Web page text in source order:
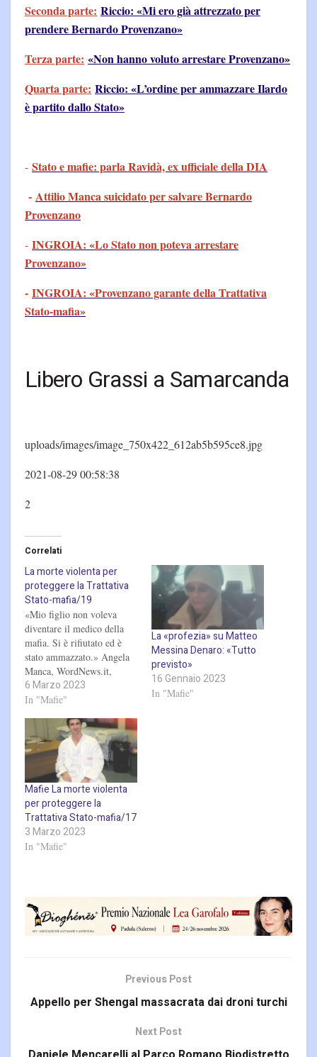
Seconda parte: Riccio: «Mi ero già attrezzato per
prendere Bernardo Provenzano»
Terza parte: «Non hanno voluto arrestare Provenzano»
Quarta parte: Riccio: «L’ordine per ammazzare Ilardo
è partito dallo Stato»
- Stato e mafie: parla Ravidà, ex ufficiale della DIA
- Attilio Manca suicidato per salvare Bernardo
Provenzano
- INGROIA: «Lo Stato non poteva arrestare
Provenzano»
- INGROIA: «Provenzano garante della Trattativa
Stato-mafia»
Libero Grassi a Samarcanda
uploads/images/image_750x422_612ab5b595ce8.jpg
2021-08-29 00:58:38
2
Correlati
La morte violenta per
proteggere la Trattativa
Stato-mafia/19
«Mio figlio non voleva
diventare il medico della
mafia. Si è rifiutato ed è
stato ammazzato.» Angela
Manca, WordNews.it,
2022 (Per approfondimenti
CLICCA sul link a sinistra)
persona perbene perchè
aveva riconosciuto il boss
latitante di Cosa nostra. Lo
hanno fatto nella totale
impunità, grazie
alle coperture istituzionali.
Le stesse…
6 Marzo 2023
In "Mafie"
La «profezia» su Matteo
Messina Denaro: «Tutto
previsto»
16 Gennaio 2023
In "Mafie"
Mafie La morte violenta
per proteggere la
Trattativa Stato-mafia/17
3 Marzo 2023
In "Mafie"
Previous Post
Appello per Shengal massacrata dai droni turchi
Next Post